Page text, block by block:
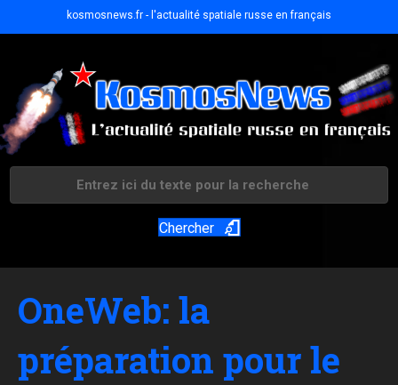
kosmosnews.fr - l'actualité spatiale russe en français
Chercher
OneWeb: la
préparation pour le